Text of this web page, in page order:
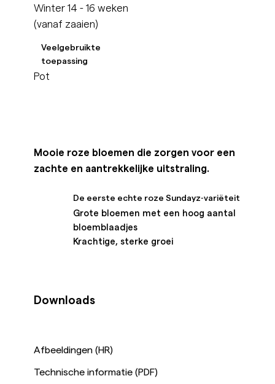
Winter 14 - 16 weken
(vanaf zaaien)
Veelgebruikte
toepassing
Pot
Mooie roze bloemen die zorgen voor een
zachte en aantrekkelijke uitstraling.
De eerste echte roze Sundayz‑variëteit
Grote bloemen met een hoog aantal
bloemblaadjes
Krachtige, sterke groei
Downloads
Afbeeldingen (HR)
Technische informatie (PDF)